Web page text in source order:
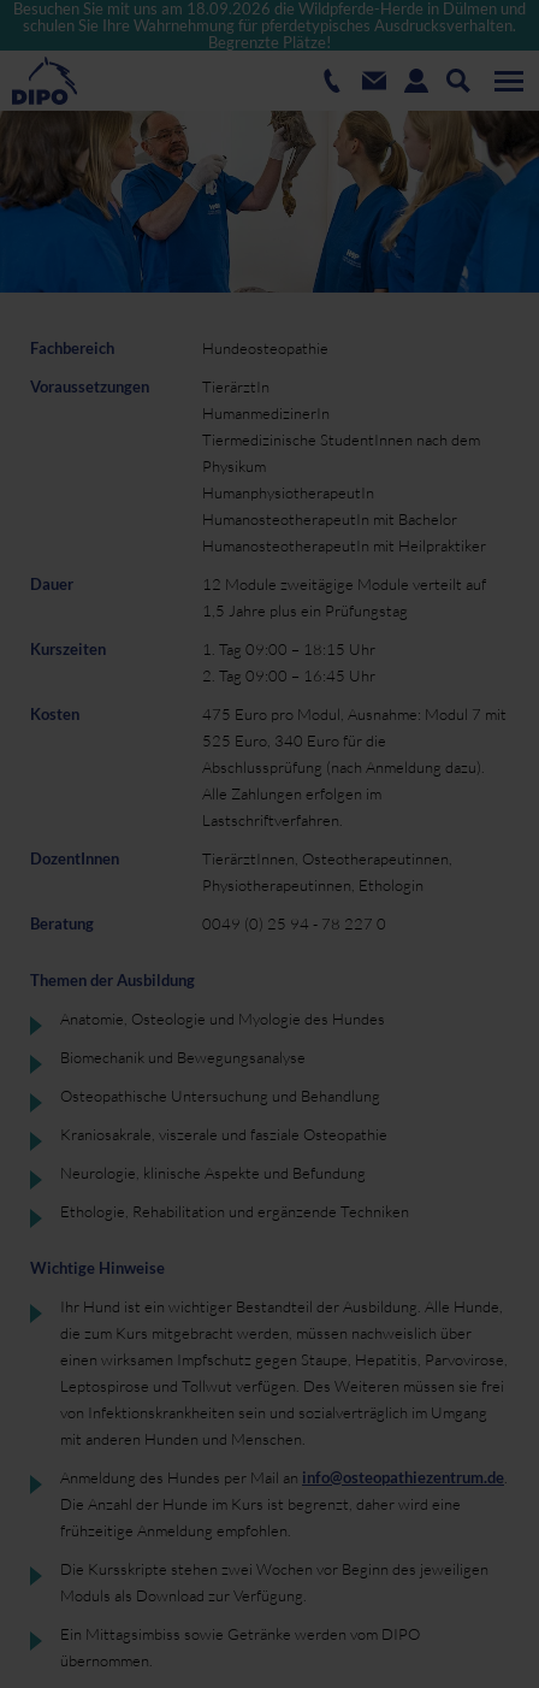
Besuchen Sie mit uns am 18.09.2026 die Wildpferde-Herde in Dülmen und
schulen Sie Ihre Wahrnehmung für pferdetypisches Ausdrucksverhalten.
Begrenzte Plätze!
Fachbereich
Hundeosteopathie
Voraussetzungen
TierärztIn
HumanmedizinerIn
Tiermedizinische StudentInnen nach dem
Physikum
HumanphysiotherapeutIn
HumanosteotherapeutIn mit Bachelor
HumanosteotherapeutIn mit Heilpraktiker
Dauer
12 Module zweitägige Module verteilt auf
1,5 Jahre plus ein Prüfungstag
Kurszeiten
1. Tag 09:00 – 18:15 Uhr
2. Tag 09:00 – 16:45 Uhr
Kosten
475 Euro pro Modul, Ausnahme: Modul 7 mit
525 Euro, 340 Euro für die
Abschlussprüfung (nach Anmeldung dazu).
Alle Zahlungen erfolgen im
Lastschriftverfahren.
DozentInnen
TierärztInnen, Osteotherapeutinnen,
Physiotherapeutinnen, Ethologin
Beratung
0049 (0) 25 94 - 78 227 0
Themen der Ausbildung
Anatomie, Osteologie und Myologie des Hundes
Biomechanik und Bewegungsanalyse
Osteopathische Untersuchung und Behandlung
Kraniosakrale, viszerale und fasziale Osteopathie
Neurologie, klinische Aspekte und Befundung
Ethologie, Rehabilitation und ergänzende Techniken
Wichtige Hinweise
Ihr Hund ist ein wichtiger Bestandteil der Ausbildung. Alle Hunde,
die zum Kurs mitgebracht werden, müssen nachweislich über
einen wirksamen Impfschutz gegen Staupe, Hepatitis, Parvovirose,
Leptospirose und Tollwut verfügen. Des Weiteren müssen sie frei
von Infektionskrankheiten sein und sozialverträglich im Umgang
mit anderen Hunden und Menschen.
Anmeldung des Hundes per Mail an info@osteopathiezentrum.de
Die Anzahl der Hunde im Kurs ist begrenzt, daher wird eine
frühzeitige Anmeldung empfohlen.
Die Kursskripte stehen zwei Wochen vor Beginn des jeweiligen
Moduls als Download zur Verfügung.
Ein Mittagsimbiss sowie Getränke werden vom DIPO
übernommen.